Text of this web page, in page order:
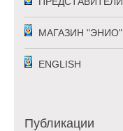
МАГАЗИН "ЭНИО"
ENGLISH
Публикации